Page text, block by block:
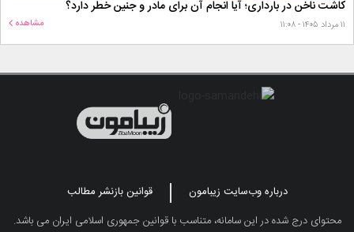
کاشت ناخن در بارداری؛ آیا انجام آن برای مادر و جنین خطر دارد؟
۱۱ مرداد ۱۴۰۵ - ۱۱:۰۸ مشاهده
درباره وب‌سایت زیبامون
قوانین بازنشر مطالب
محتوای درج شده در این سامانه، متناسب با قوانین جمهوری اسلامی ایران می باشد.